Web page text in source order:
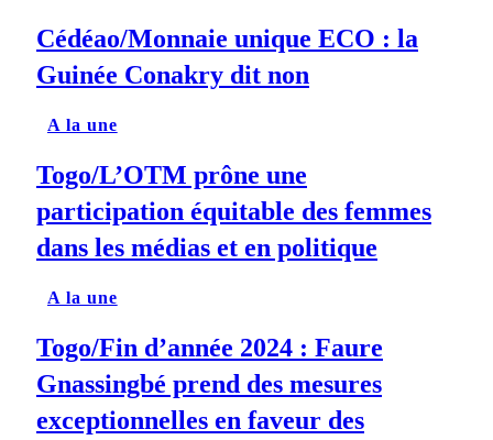
Cédéao/Monnaie unique ECO : la
Guinée Conakry dit non
A la une
Togo/L’OTM prône une
participation équitable des femmes
dans les médias et en politique
A la une
Togo/Fin d’année 2024 : Faure
Gnassingbé prend des mesures
exceptionnelles en faveur des